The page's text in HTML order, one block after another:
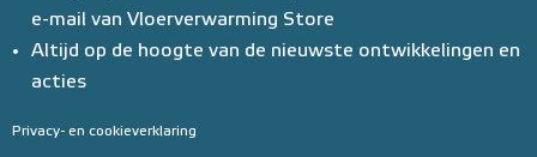
e-mail van Vloerverwarming Store
Altijd op de hoogte van de nieuwste ontwikkelingen en
acties
Privacy- en cookieverklaring